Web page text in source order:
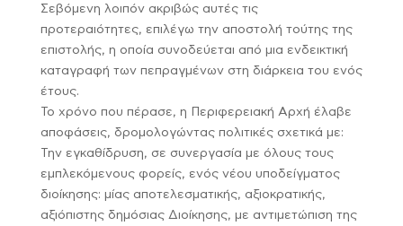
Σεβόμενη λοιπόν ακριβώς αυτές τις
προτεραιότητες, επιλέγω την αποστολή τούτης της
επιστολής, η οποία συνοδεύεται από μια ενδεικτική
καταγραφή των πεπραγμένων στη διάρκεια του ενός
έτους.
Το χρόνο που πέρασε, η Περιφερειακή Αρχή έλαβε
αποφάσεις, δρομολογώντας πολιτικές σχετικά με:
Την εγκαθίδρυση, σε συνεργασία με όλους τους
εμπλεκόμενους φορείς, ενός νέου υποδείγματος
διοίκησης: μίας αποτελεσματικής, αξιοκρατικής,
αξιόπιστης δημόσιας Διοίκησης, με αντιμετώπιση της